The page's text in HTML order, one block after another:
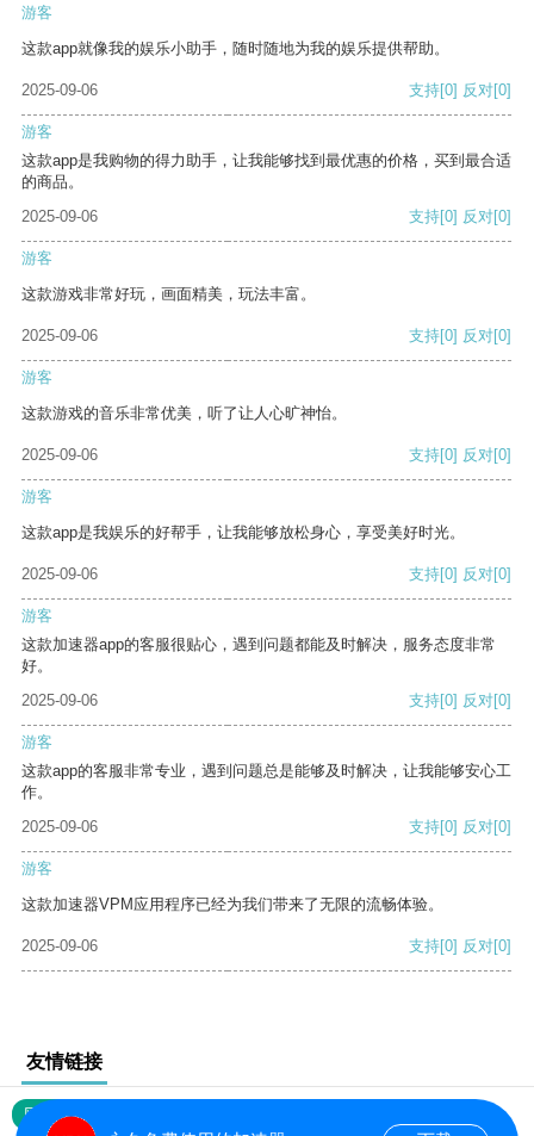
游客
这款app就像我的娱乐小助手，随时随地为我的娱乐提供帮助。
2025-09-06 支持[0] 反对[0]
游客
这款app是我购物的得力助手，让我能够找到最优惠的价格，买到最合适
的商品。
2025-09-06
支持[0] 反对[0]
游客
这款游戏非常好玩，画面精美，玩法丰富。
2025-09-06 支持[0] 反对[0]
游客
这款游戏的音乐非常优美，听了让人心旷神怡。
2025-09-06 支持[0] 反对[0]
游客
这款app是我娱乐的好帮手，让我能够放松身心，享受美好时光。
2025-09-06 支持[0] 反对[0]
游客
这款加速器app的客服很贴心，遇到问题都能及时解决，服务态度非常
好。
2025-09-06
支持[0] 反对[0]
游客
这款app的客服非常专业，遇到问题总是能够及时解决，让我能够安心工
作。
2025-09-06
支持[0] 反对[0]
游客
这款加速器VPM应用程序已经为我们带来了无限的流畅体验。
2025-09-06 支持[0] 反对[0]
友情链接
网站地图